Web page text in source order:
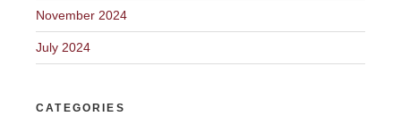
November 2024
July 2024
CATEGORIES